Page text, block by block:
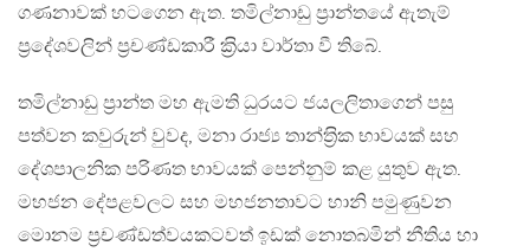
ගණනාවක් හටගෙන ඇත. තමිල්නාඩු ප‍්‍රාන්තයේ ඇතැම්
ප‍්‍රදේශවලින් ප‍්‍රචණ්ඩකාරී ක‍්‍රියා වාර්තා වී තිබේ.
තමිල්නාඩු ප‍්‍රාන්ත මහ ඇමති ධුරයට ජයලලිතාගෙන් පසු
පත්වන කවුරුන් වුවද, මනා රාජ්‍ය තාන්ත‍්‍රික භාවයක් සහ
දේශපාලනික පරිණත භාවයක් පෙන්නුම් කළ යුතුව ඇත.
මහජන දේපළවලට සහ මහජනතාවට හානි පමුණුවන
මොනම ප‍්‍රචණ්ඩත්වයකටවත් ඉඩක් නොතබමින් නීතිය හා